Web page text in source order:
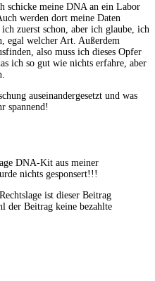
schicke meine DNA an ein Labor
werden dort meine Daten
zuerst schon, aber ich glaube, ich
egal welcher Art. Außerdem
also muss ich dieses Opfer
ich so gut wie nichts erfahre, aber
auseinandergesetzt und was
spannend!
DNA-Kit aus meiner
nichts gesponsert!!!
ist dieser Beitrag
der Beitrag keine bezahlte